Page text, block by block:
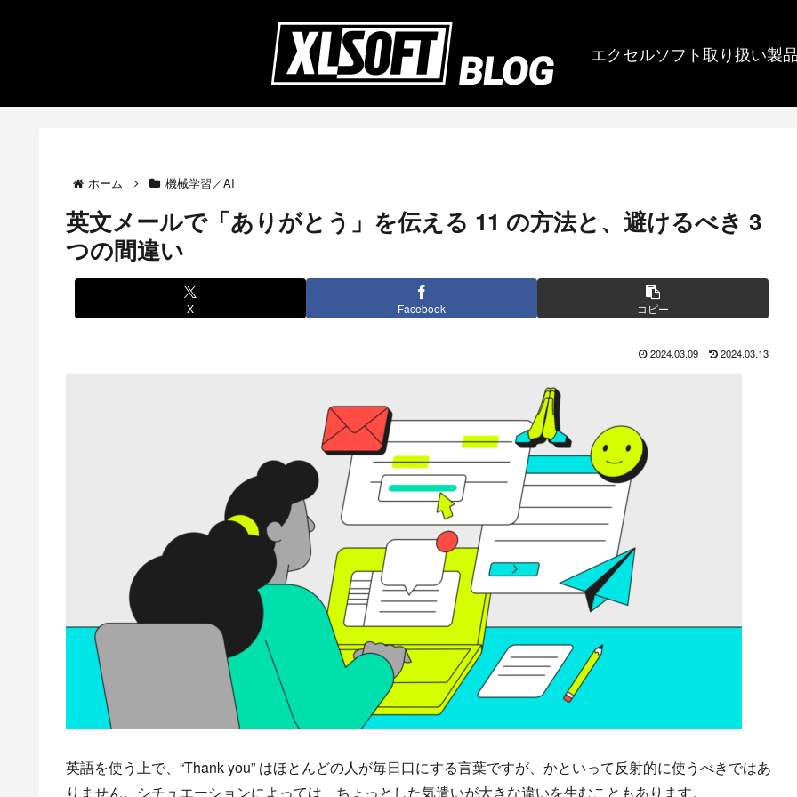
エクセルソフト取り扱い製
ホーム 機械学習／AI
英文メールで「ありがとう」を伝える 11 の方法と、避けるべき 3
つの間違い
X Facebook コピー
2024.03.09 2024.03.13
英語を使う上で、“Thank you” はほとんどの人が毎日口にする言葉ですが、かといって反射的に使うべきではあ
りません。シチュエーションによっては、ちょっとした気遣いが大きな違いを生むこともあります。